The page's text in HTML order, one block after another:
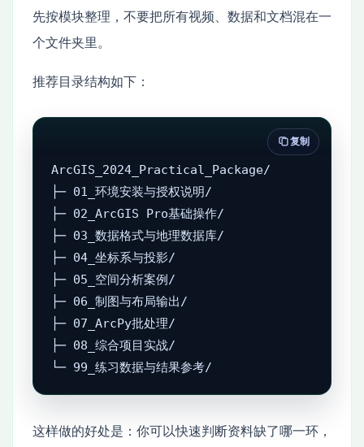
先按模块整理，不要把所有视频、数据和文档混在一
个文件夹里。
推荐目录结构如下：
ArcGIS_2024_Practical_Package/
├─ 01_环境安装与授权说明/
├─ 02_ArcGIS Pro基础操作/
├─ 03_数据格式与地理数据库/
├─ 04_坐标系与投影/
├─ 05_空间分析案例/
├─ 06_制图与布局输出/
├─ 07_ArcPy批处理/
├─ 08_综合项目实战/
└─ 99_练习数据与结果参考/
复制
这样做的好处是：你可以快速判断资料缺了哪一环，